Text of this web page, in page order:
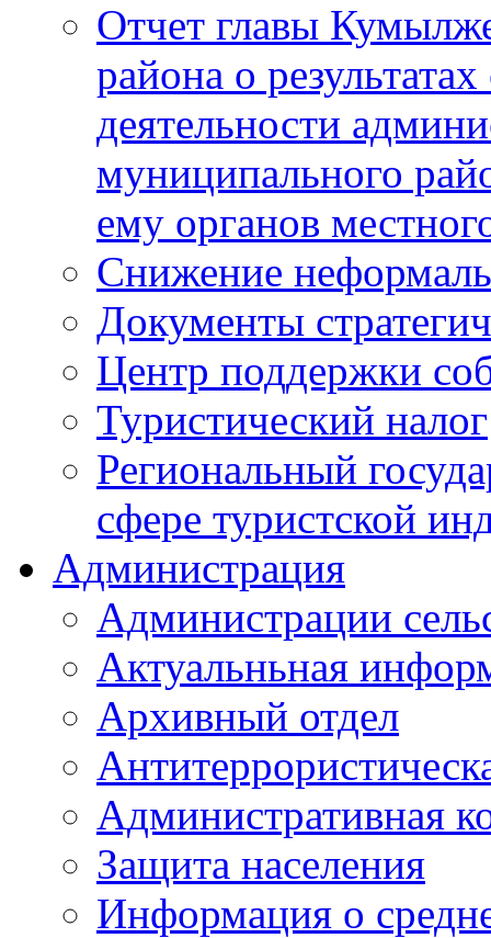
Отчет главы
района о
деятельности
муниципального
ему органов
Снижение
Документы
Центр поддержки
Туристический налог
Региональный
сфере туристской
Администрация
Администрации
Актуальньная
Архивный отдел
Административная
Защита населения
Информация о